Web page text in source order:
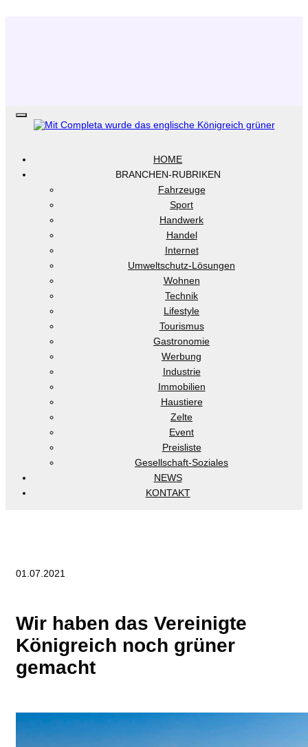
HOME
BRANCHEN-RUBRIKEN
Fahrzeuge
Sport
Handwerk
Handel
Internet
Umweltschutz-Lösungen
Wohnen
Technik
Lifestyle
Tourismus
Gastronomie
Werbung
Industrie
Immobilien
Haustiere
Zelte
Event
Preisliste
Gesellschaft-Soziales
NEWS
KONTAKT
01.07.2021
Wir haben das Vereinigte
Königreich noch grüner
gemacht